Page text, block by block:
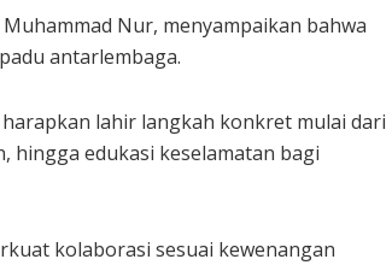
Nur, menyampaikan bahwa
antarlembaga.
lahir langkah konkret mulai dari
edukasi keselamatan bagi
kolaborasi sesuai kewenangan